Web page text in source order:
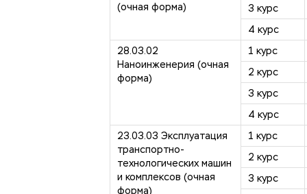
(очная форма)
3 курс
4 курс
28.03.02
Наноинженерия (очная
форма)
1 курс
2 курс
3 курс
4 курс
23.03.03 Эксплуатация
транспортно-
технологических машин
и комплексов (очная
форма)
1 курс
2 курс
3 курс